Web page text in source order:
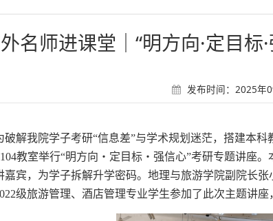
名师进课堂｜“明方向·定目
发布时间：2025年
破解我院学子考研“信息差”与学术规划迷茫，搭建本科
教室举行“明方向・定目标・强信心”考研专题讲座
嘉宾，为学子拆解升学密码。 地理与旅游学院副院长张
级旅游管理、 酒店管理专业学生参加了此次主题讲座